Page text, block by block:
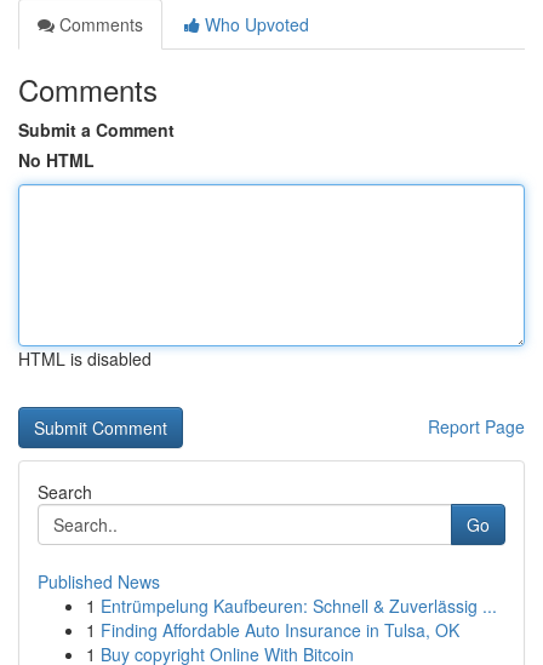
Comments
Who Upvoted
Comments
Submit a Comment
No HTML
HTML is disabled
Report Page
Search
Go
Published News
1 Entrümpelung Kaufbeuren: Schnell & Zuverlässig ...
1 Finding Affordable Auto Insurance in Tulsa, OK
1 Buy copyright Online With Bitcoin